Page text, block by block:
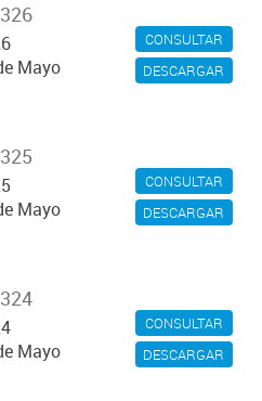
CONSULTAR
DESCARGAR
Mayo
CONSULTAR
DESCARGAR
Mayo
CONSULTAR
DESCARGAR
Mayo